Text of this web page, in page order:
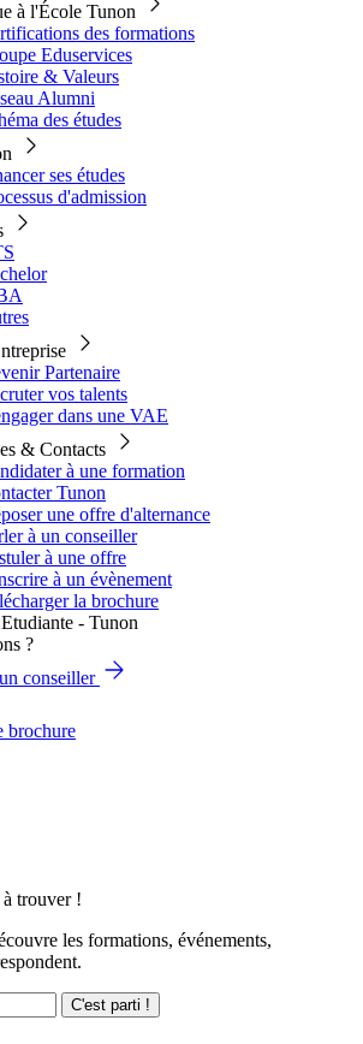
à l'École Tunon
des formations
Eduservices
& Valeurs
Alumni
des études
ses études
d'admission
Partenaire
vos talents
dans une VAE
& Contacts
à une formation
Tunon
une offre d'alternance
à un conseiller
à une offre
à un évènement
la brochure
?
conseiller
brochure
trouver !
les formations, événements,
C'est parti !